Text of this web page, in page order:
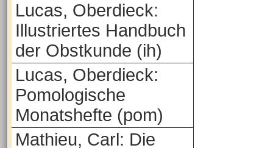
Lucas, Oberdieck:
Illustriertes Handbuch
der Obstkunde (ih)
Lucas, Oberdieck:
Pomologische
Monatshefte (pom)
Mathieu, Carl: Die